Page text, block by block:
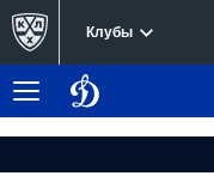
Клубы
Меню
Динамо
Москва